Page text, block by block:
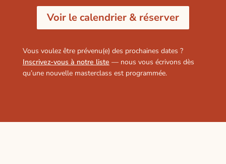
Voir le calendrier & réserver
Vous voulez être prévenu(e) des prochaines dates ?
Inscrivez-vous à notre liste — nous vous écrivons dès
qu’une nouvelle masterclass est programmée.